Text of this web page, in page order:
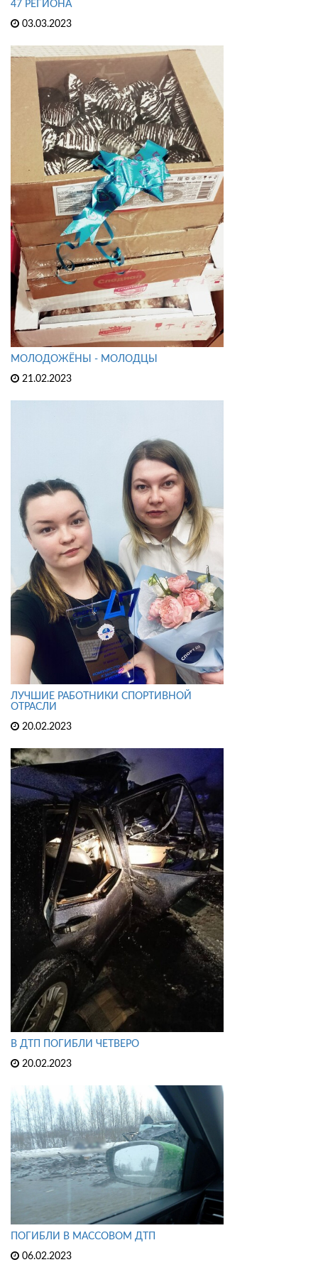
47 РЕГИОНА
03.03.2023
МОЛОДОЖЁНЫ - МОЛОДЦЫ
21.02.2023
ЛУЧШИЕ РАБОТНИКИ СПОРТИВНОЙ
ОТРАСЛИ
20.02.2023
В ДТП ПОГИБЛИ ЧЕТВЕРО
20.02.2023
ПОГИБЛИ В МАССОВОМ ДТП
06.02.2023